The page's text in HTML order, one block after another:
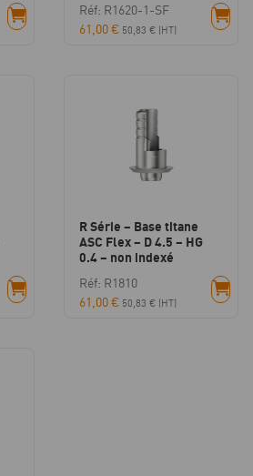
Réf: R1620-1-SF
61,00€ 50,83 € (HT)
R Série – Base titane
ASC Flex – D 4.5 – HG
0.4 – non indexé
Réf: R1810
61,00€ 50,83 € (HT)